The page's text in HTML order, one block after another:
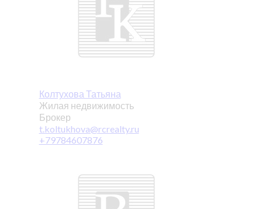
Колтухова Татьяна
Жилая недвижимость
Брокер
t.koltukhova@rcrealty.ru
+79784607876